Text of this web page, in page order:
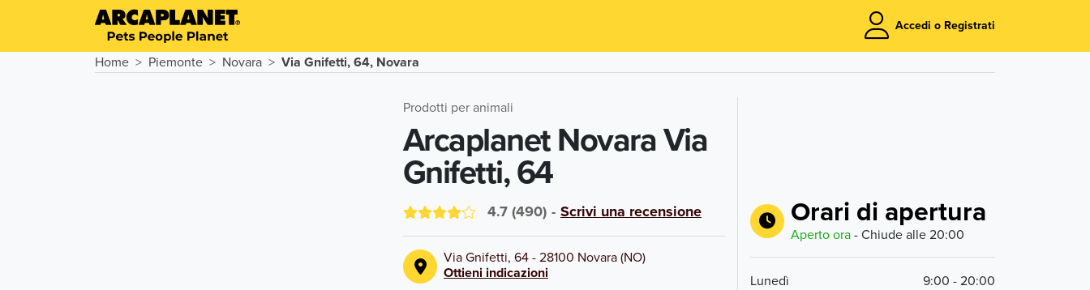
Accedi o Registrati
Home Piemonte Novara Via Gnifetti, 64, Novara
Prodotti per animali
Arcaplanet Novara Via
Gnifetti, 64
4.7(490) - Scrivi una recensione
Via Gnifetti, 64-28100 Novara(NO)
Ottieni indicazioni
Orari di apertura
Aperto ora- Chiude alle 20:00
Lunedì
9:00 - 20:00